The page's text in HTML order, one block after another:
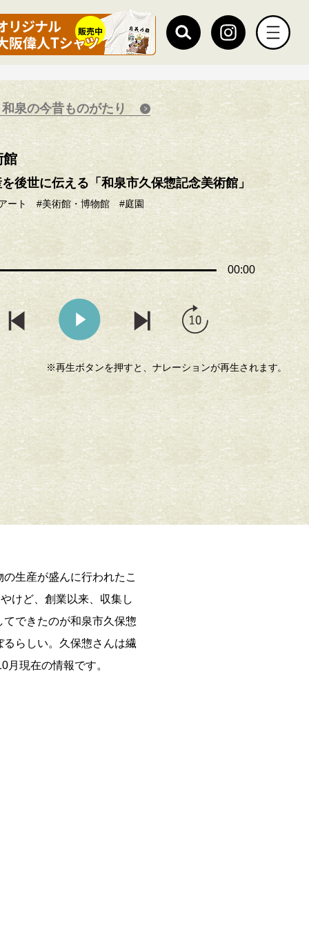
る新館 館内の扉取
泉の今昔ものがたり
館
後世に伝える「和泉市久保惣記念美術館」
ート #美術館・博物館 #庭園
00:00
※再生ボタンを押すと、ナレーションが再生されます。
生産が盛んに行われたこ
けど、創業以来、収集し
できたのが和泉市久保惣
らしい。久保惣さんは繊
現在の情報です。